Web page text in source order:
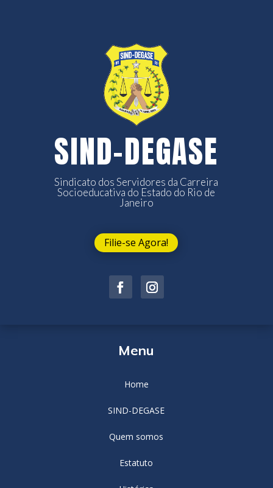
SIND-DEGASE
Sindicato dos Servidores da Carreira
Socioeducativa do Estado do Rio de
Janeiro
Filie-se Agora!
Menu
Home
SIND-DEGASE
Quem somos
Estatuto